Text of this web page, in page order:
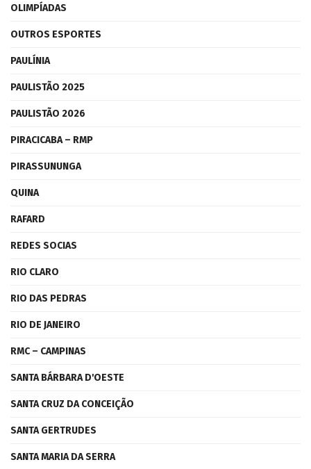
OLIMPÍADAS
OUTROS ESPORTES
PAULÍNIA
PAULISTÃO 2025
PAULISTÃO 2026
PIRACICABA – RMP
PIRASSUNUNGA
QUINA
RAFARD
REDES SOCIAS
RIO CLARO
RIO DAS PEDRAS
RIO DE JANEIRO
RMC – CAMPINAS
SANTA BÁRBARA D'OESTE
SANTA CRUZ DA CONCEIÇÃO
SANTA GERTRUDES
SANTA MARIA DA SERRA